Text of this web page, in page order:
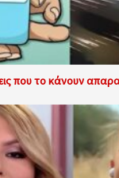
που το κάνουν